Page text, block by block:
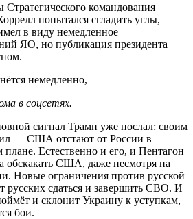
Стратегического командования
попытался сгладить углы,
в виду немедленное
ЯО, но публикация президента
немедленно,
в соцсетях.
сигнал Трамп уже послал: своим
— США отстают от России в
Естественно и его, и Пентагон
обскакать США, даже несмотря на
Новые ограничения против русской
русских сдаться и завершить СВО. И
и склонит Украину к уступкам,
бои.